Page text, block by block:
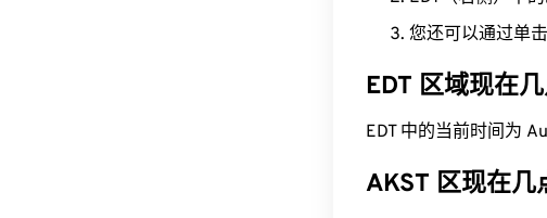
您还可以通过单
EDT 区域现在几
EDT 中的当前时间为
AKST 区现在几